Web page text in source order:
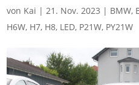
von Kai |21. Nov. 2023 | BMW,
H6W, H7, H8, LED, P21W, PY21W